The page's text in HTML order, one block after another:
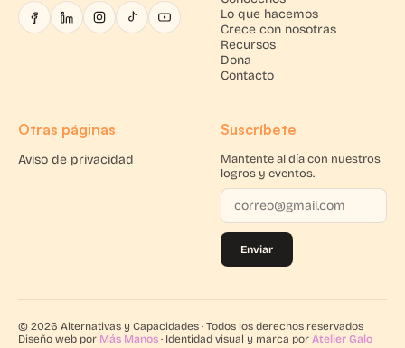
Lo que hacemos
Crece con nosotras
Recursos
Dona
Contacto
Otras páginas
Aviso de privacidad
Suscríbete
Mantente al día con nuestros
logros y eventos.
Enviar
© 2026 Alternativas y Capacidades · Todos los derechos reservados
Diseño web por Más Manos · Identidad visual y marca por Atelier Galo